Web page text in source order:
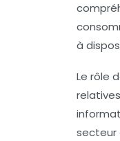
à
Le rôle
secteur